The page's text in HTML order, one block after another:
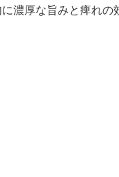
濃厚な旨みと痺れの